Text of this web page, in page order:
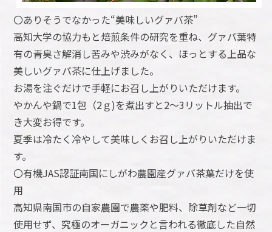
〇ありそうでなかった“美味しいグァバ茶”
高知大学の協力もと焙煎条件の研究を重ね、グァバ葉特
有の青臭さ解消し苦みや渋みがなく、ほっとする上品な
美しいグァバ茶に仕上げました。
お湯を注ぐだけで手軽にお召し上がりいただけます。
やかんや鍋で1包（2ｇ)を煮出すと2～3リットル抽出で
き大変お得です。
夏季は冷たく冷やして美味しくお召し上がりいただけま
す。
〇有機JAS認証南国にしがわ農園産グァバ茶葉だけを使
用
高知県南国市の自家農園で農薬や肥料、除草剤など一切
使用せず、究極のオーガニックと言われる徹底した自然